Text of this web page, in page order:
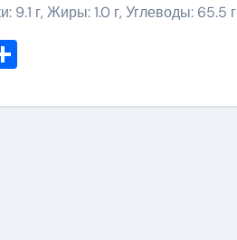
9.1 г, Жиры: 1.0 г, Углеводы: 65.5 г